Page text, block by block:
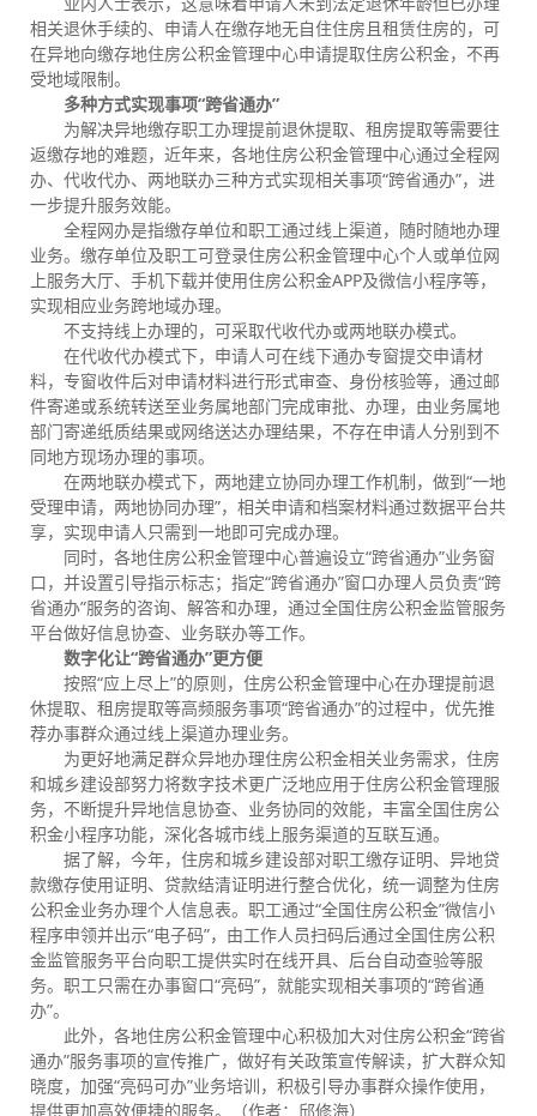
相关退休手续的、申请人在缴存地无自住住房且租赁住房的，可
在异地向缴存地住房公积金管理中心申请提取住房公积金，不再
受地域限制。
多种方式实现事项“跨省通办”
为解决异地缴存职工办理提前退休提取、租房提取等需要往
返缴存地的难题，近年来，各地住房公积金管理中心通过全程网
办、代收代办、两地联办三种方式实现相关事项“跨省通办”，进
一步提升服务效能。
全程网办是指缴存单位和职工通过线上渠道，随时随地办理
业务。缴存单位及职工可登录住房公积金管理中心个人或单位网
上服务大厅、手机下载并使用住房公积金APP及微信小程序等，
实现相应业务跨地域办理。
不支持线上办理的，可采取代收代办或两地联办模式。
在代收代办模式下，申请人可在线下通办专窗提交申请材
料，专窗收件后对申请材料进行形式审查、身份核验等，通过邮
件寄递或系统转送至业务属地部门完成审批、办理，由业务属地
部门寄递纸质结果或网络送达办理结果，不存在申请人分别到不
同地方现场办理的事项。
在两地联办模式下，两地建立协同办理工作机制，做到“一地
受理申请，两地协同办理”，相关申请和档案材料通过数据平台共
享，实现申请人只需到一地即可完成办理。
同时，各地住房公积金管理中心普遍设立“跨省通办”业务窗
口，并设置引导指示标志；指定“跨省通办”窗口办理人员负责“跨
省通办”服务的咨询、解答和办理，通过全国住房公积金监管服务
平台做好信息协查、业务联办等工作。
数字化让“跨省通办”更方便
按照“应上尽上”的原则，住房公积金管理中心在办理提前退
休提取、租房提取等高频服务事项“跨省通办”的过程中，优先推
荐办事群众通过线上渠道办理业务。
为更好地满足群众异地办理住房公积金相关业务需求，住房
和城乡建设部努力将数字技术更广泛地应用于住房公积金管理服
务，不断提升异地信息协查、业务协同的效能，丰富全国住房公
积金小程序功能，深化各城市线上服务渠道的互联互通。
据了解，今年，住房和城乡建设部对职工缴存证明、异地贷
款缴存使用证明、贷款结清证明进行整合优化，统一调整为住房
公积金业务办理个人信息表。职工通过“全国住房公积金”微信小
程序申领并出示“电子码”，由工作人员扫码后通过全国住房公积
金监管服务平台向职工提供实时在线开具、后台自动查验等服
务。职工只需在办事窗口“亮码”，就能实现相关事项的“跨省通
办”。
此外，各地住房公积金管理中心积极加大对住房公积金“跨省
通办”服务事项的宣传推广，做好有关政策宣传解读，扩大群众知
晓度，加强“亮码可办”业务培训，积极引导办事群众操作使用，
提供更加高效便捷的服务。（作者：邱修海）